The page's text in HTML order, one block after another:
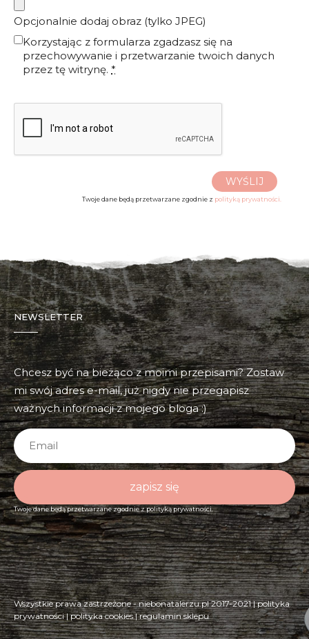
Opcjonalnie dodaj obraz (tylko JPEG)
Korzystając z formularza zgadzasz się na
przechowywanie i przetwarzanie twoich danych
przez tę witrynę. *
WYŚLIJ
Twoje dane będą przetwarzane zgodnie z polityką prywatności.
NEWSLETTER
Chcesz być na bieżąco z moimi przepisami? Zostaw
mi swój adres e-mail, już nigdy nie przegapisz
ważnych informacji z mojego bloga :)
zapisz się
Twoje dane będą przetwarzane zgodnie zpolityką prywatności.
Wszystkie prawa zastrzeżone - niebonatalerzu.pl 2017-2021 |polityka
prywatności|polityka cookies|regulamin sklepu